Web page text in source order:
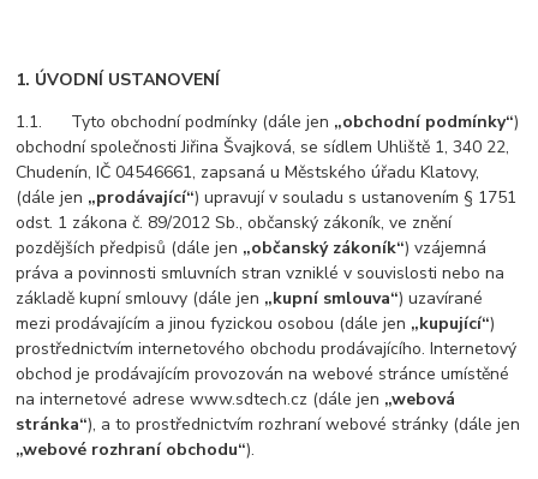
1. ÚVODNÍ USTANOVENÍ
1.1. Tyto obchodní podmínky (dále jen „obchodní podmínky“)
obchodní společnosti Jiřina Švajková, se sídlem Uhliště 1, 340 22,
Chudenín, IČ 04546661, zapsaná uMěstského úřadu Klatovy,
(dále jen „prodávající“) upravují v souladu s ustanovením § 1751
odst. 1 zákona č. 89/2012 Sb., občanský zákoník, ve znění
pozdějších předpisů (dále jen „občanský zákoník“) vzájemná
práva a povinnosti smluvních stran vzniklé v souvislosti nebo na
základě kupní smlouvy (dále jen „kupní smlouva“) uzavírané
mezi prodávajícím a jinou fyzickou osobou (dále jen „kupující“)
prostřednictvím internetového obchodu prodávajícího. Internetový
obchod je prodávajícím provozován na webové stránce umístěné
na internetové adrese www.sdtech.cz (dále jen „webová
stránka“), a to prostřednictvím rozhraní webové stránky (dále jen
„webové rozhraní obchodu“).